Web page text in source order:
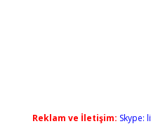
Reklam ve İletişim: Skype: